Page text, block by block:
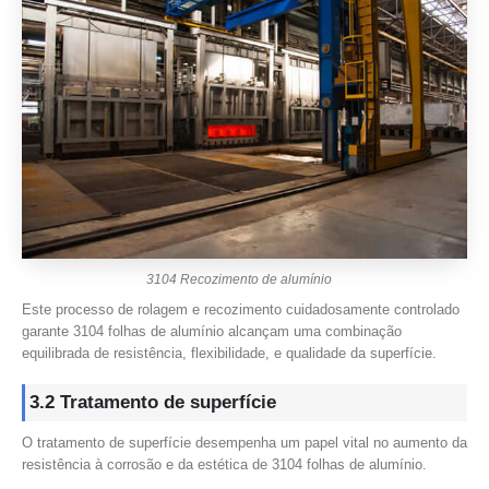
3104 Recozimento de alumínio
Este processo de rolagem e recozimento cuidadosamente controlado
garante 3104 folhas de alumínio alcançam uma combinação
equilibrada de resistência, flexibilidade, e qualidade da superfície.
3.2 Tratamento de superfície
O tratamento de superfície desempenha um papel vital no aumento da
resistência à corrosão e da estética de 3104 folhas de alumínio.